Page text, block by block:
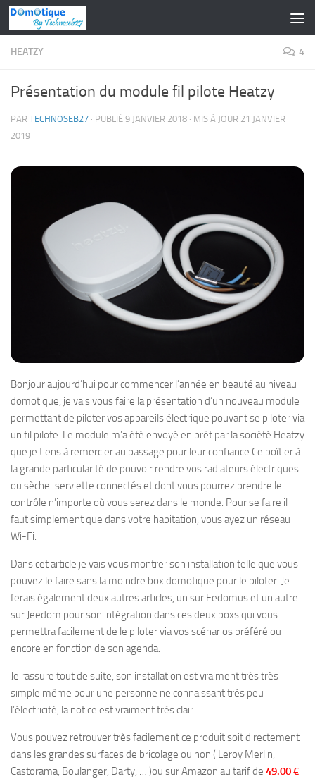
Skip to content
HEATZY 4
Présentation du module fil pilote Heatzy
PAR TECHNOSEB27 · PUBLIÉ 9 JANVIER 2018 · MIS À JOUR 21 JANVIER
2019
Bonjour aujourd’hui pour commencer l’année en beauté au niveau
domotique, je vais vous faire la présentation d’un nouveau module
permettant de piloter vos appareils électrique pouvant se piloter via
un fil pilote. Le module m’a été envoyé en prêt par la société Heatzy
que je tiens à remercier au passage pour leur confiance.Ce boîtier à
la grande particularité de pouvoir rendre vos radiateurs électriques
ou sèche-serviette connectés et dont vous pourrez prendre le
contrôle n’importe où vous serez dans le monde. Pour se faire il
faut simplement que dans votre habitation, vous ayez un réseau
Wi-Fi.
Dans cet article je vais vous montrer son installation telle que vous
pouvez le faire sans la moindre box domotique pour le piloter. Je
ferais également deux autres articles, un sur Eedomus et un autre
sur Jeedom pour son intégration dans ces deux boxs qui vous
permettra facilement de le piloter via vos scénarios préféré ou
encore en fonction de son agenda.
Je rassure tout de suite, son installation est vraiment très très
simple même pour une personne ne connaissant très peu
l’électricité, la notice est vraiment très clair.
Vous pouvez retrouver très facilement ce produit soit directement
dans les grandes surfaces de bricolage ou non ( Leroy Merlin,
Castorama, Boulanger, Darty, … )ou sur Amazon au tarif de 49.00 €